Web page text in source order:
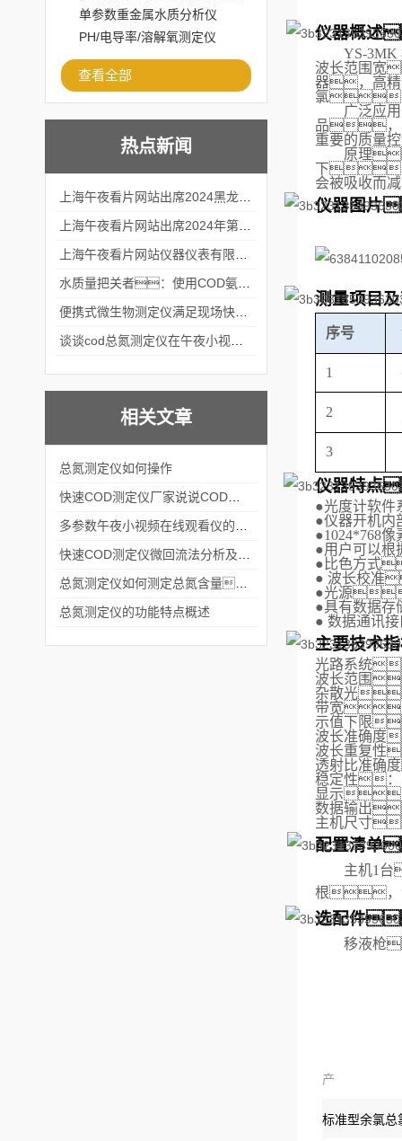
线观看
单参数重金属水质分析仪
PH/电导率/溶解氧测定仪
查看全部
热点新闻
相关文章
总氮测定仪如何操作
总氮测定仪的功能特点概述
仪器概
YS-3MK
波长范围宽
器， 高
氯
广泛应
品，
重要的质量
原理
下，
会被吸收而
仪器图片
测量项目
序号
1
2
3
仪器特
●光度计软
●仪器开机内
●1024*768像
●用户可以根
● 比色方式
● 波长校准
●光源
●具有数据
● 数据通讯
主要技术
光路系统
波长范围
杂散光
带宽
示值下限
波长准确度
波长重复
透射比准确
稳定性：
显示
数据输出
主机尺寸
配置清
主机1
根，
选配件
移液枪
产
品：